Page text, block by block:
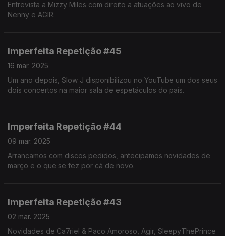
Entrevista a Mizzy Miles com direito a atuações ao vivo de
Nenny e AGIR.
Imperfeita Repetição #45
16 mar. 2025
Um ano depois, Slow J disponibilizou no YouTube um dos seus
dois concertos na maior sala de espetáculos do país.
Imperfeita Repetição #44
09 mar. 2025
Arrancamos com discos pedidos, antecipamos novidades de
março e o que se fez por cá de novo.
Imperfeita Repetição #43
02 mar. 2025
Novidades de Ca7riel & Paco Amoroso, Agir, SleepyThePrince